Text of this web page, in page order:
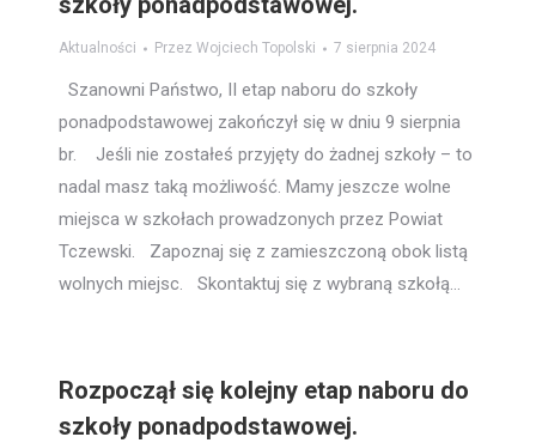
Aktualności PrzezWojciech Topolski 7 sierpnia 2024
Szanowni Państwo, II etap naboru do szkoły
ponadpodstawowej zakończył się w dniu 9 sierpnia
br. Jeśli nie zostałeś przyjęty do żadnej szkoły – to
nadal masz taką możliwość. Mamy jeszcze wolne
miejsca w szkołach prowadzonych przez Powiat
Tczewski. Zapoznaj się z zamieszczoną obok listą
wolnych miejsc. Skontaktuj się z wybraną szkołą…
Rozpoczął się kolejny etap naboru do
szkoły ponadpodstawowej.